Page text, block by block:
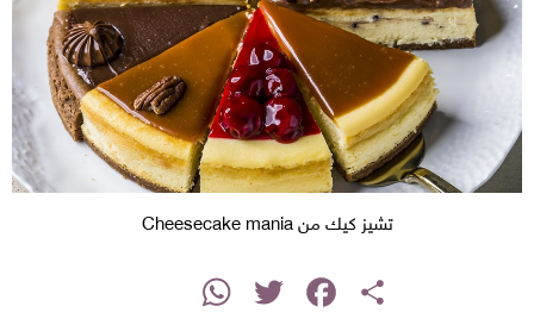
تشيز كيك من Cheesecake mania
Share
Facebook
Twitter
WhatsApp